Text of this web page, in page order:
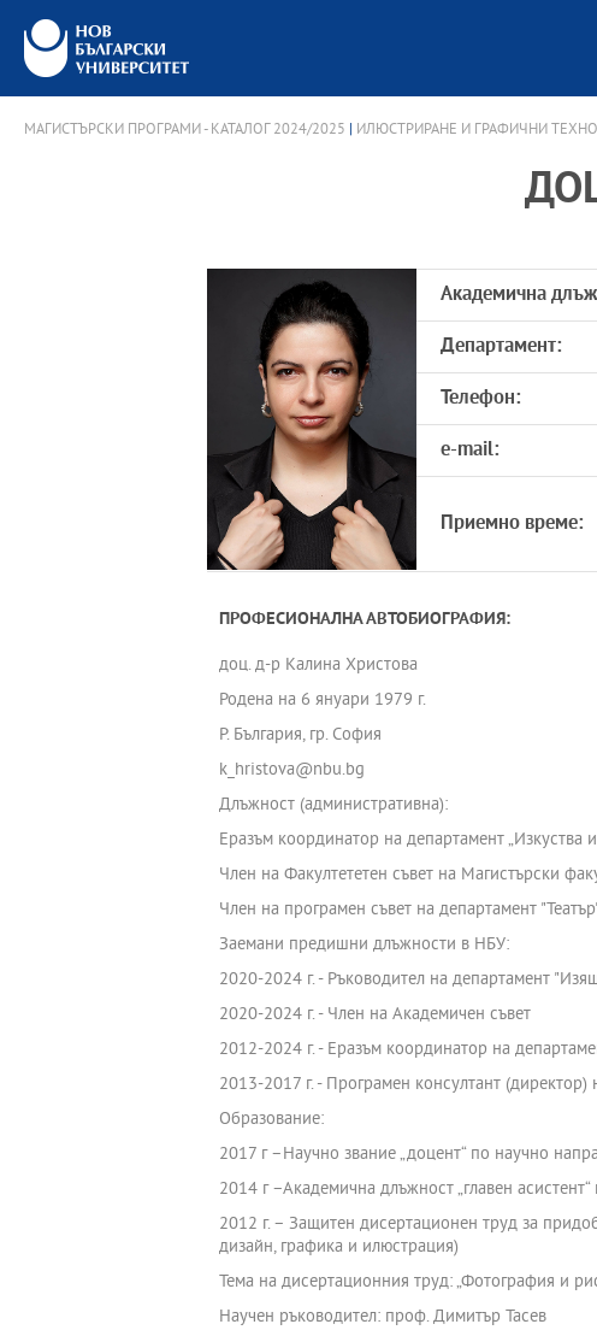
МАГИСТЪРСКИ ПРОГРАМИ - КАТАЛОГ 2024/2025 ИЛЮСТРИРАНЕ И ГРАФИЧНИ
Академична
Департамент:
Телефон:
e-mail:
Приемно време:
ПРОФЕСИОНАЛНА АВТОБИОГРАФИЯ:
доц. д-р Калина Христова
Родена на 6 януари 1979 г.
Р. България, гр. София
k_hristova@nbu.bg
Длъжност (административна):
Еразъм координатор на департамент „Изкуства
Член на Факултететен съвет на Магистърски
Член на програмен съвет на департамент
Заемани предишни длъжности в НБУ:
2020-2024 г. - Ръководител на департамент
2020-2024 г. - Член на Академичен съвет
2012-2024 г. - Еразъм координатор на
2013-2017 г. - Програмен консултант
Образование:
2017 г –Научно звание „доцент“ по научно
2014 г –Академична длъжност „главен
2012 г. – Защитен дисертационен труд за
дизайн, графика и илюстрация)
Тема на дисертационния труд: „Фотография и
Научен ръководител: проф. Димитър Тасев